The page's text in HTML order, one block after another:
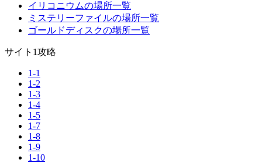
イリコニウムの場所一覧
ミステリーファイルの場所一覧
ゴールドディスクの場所一覧
サイト1攻略
1-1
1-2
1-3
1-4
1-5
1-7
1-8
1-9
1-10